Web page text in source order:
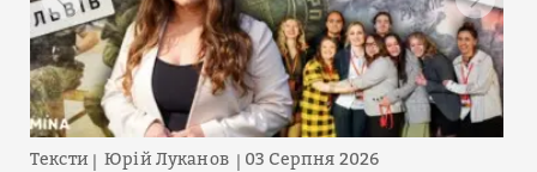
Тексти Юрій Луканов 03 Серпня 2026